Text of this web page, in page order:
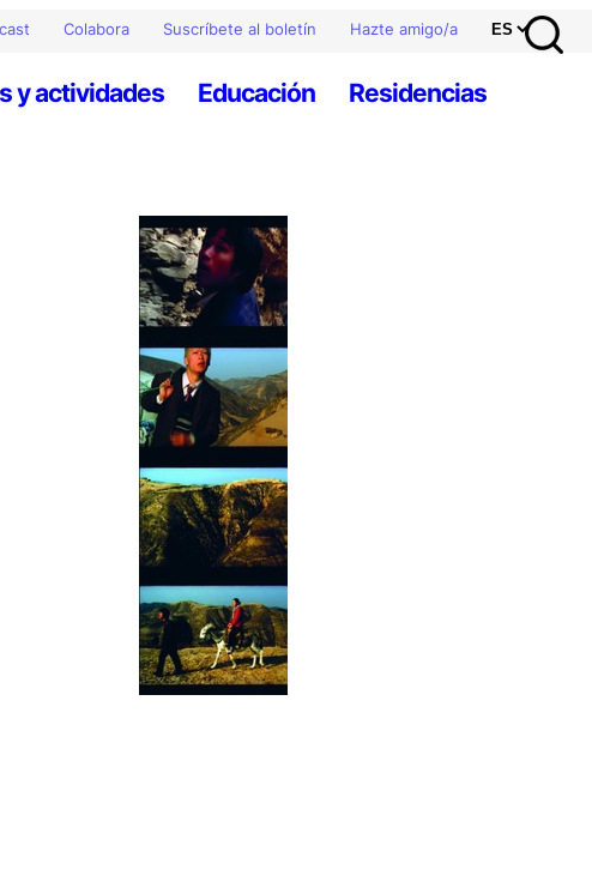
Colabora Suscríbete al boletín Hazte amigo/a
y actividades Educación Residencias